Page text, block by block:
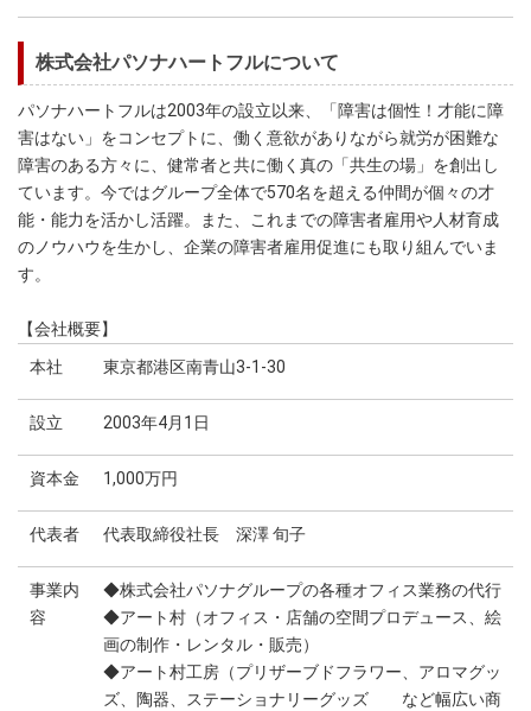
株式会社パソナハートフルについて
パソナハートフルは2003年の設立以来、「障害は個性！才能に障
害はない」をコンセプトに、働く意欲がありながら就労が困難な
障害のある方々に、健常者と共に働く真の「共生の場」を創出し
ています。今ではグループ全体で570名を超える仲間が個々の才
能・能力を活かし活躍。また、これまでの障害者雇用や人材育成
のノウハウを生かし、企業の障害者雇用促進にも取り組んでいま
す。
【会社概要】
本社
東京都港区南青山3-1-30
設立 2003年4月1日
資本金 1,000万円
代表者 代表取締役社長 深澤 旬子
事業内
容
◆株式会社パソナグループの各種オフィス業務の代行
◆アート村（オフィス・店舗の空間プロデュース、絵
画の制作・レンタル・販売）
◆アート村工房（プリザーブドフラワー、アロマグッ
ズ、陶器、ステーショナリーグッズ など幅広い商